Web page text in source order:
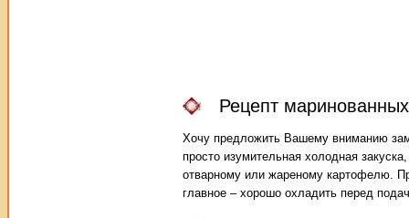
Рецепт
Хочу предложить Вашему вниманию
просто изумительная холодная
отварному или жареному картофелю.
главное – хорошо охладить перед